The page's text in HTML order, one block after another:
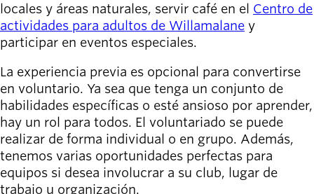
newsmode
Últimas
noticias
desde
Willamalane
menu_book Guía de
recreación
Su tienda integral
locales y áreas naturales, servir café en el Centro de
actividades para adultos de Willamalane y
participar en eventos especiales.
La experiencia previa es opcional para convertirse
en voluntario. Ya sea que tenga un conjunto de
habilidades específicas o esté ansioso por aprender,
hay un rol para todos. El voluntariado se puede
realizar de forma individual o en grupo. Además,
tenemos varias oportunidades perfectas para
equipos si desea involucrar a su club, lugar de
trabajo u organización.